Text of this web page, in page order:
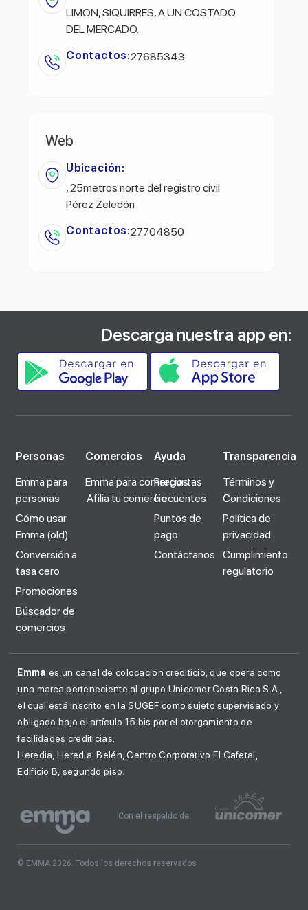
LIMON, SIQUIRRES, A UN COSTADO
DEL MERCADO.
Contactos:27685343
Web
Ubicación:
, 25metros norte del registro civil
Pérez Zeledón
Contactos:27704850
Descarga nuestra app en:
Personas
Emma para
personas
Cómo usar
Emma (old)
Conversión a
tasa cero
Promociones
Búscador de
comercios
Comercios
Emma para comercios
Afilia tu comercio
Ayuda
Preguntas
frecuentes
Puntos de
pago
Contáctanos
Transparencia
Términos y
Condiciones
Política de
privacidad
Cumplimiento
regulatorio
Emma es un canal de colocación crediticio, que opera como
una marca perteneciente al grupo Unicomer Costa Rica S.A.,
el cual está inscrito en la SUGEF como sujeto supervisado y
obligado bajo el artículo 15 bis por el otorgamiento de
facilidades crediticias.
Heredia, Heredia, Belén, Centro Corporativo El Cafetal,
Edificio B, segundo piso.
© EMMA 2026. Todos los derechos reservados
Con el respaldo de: